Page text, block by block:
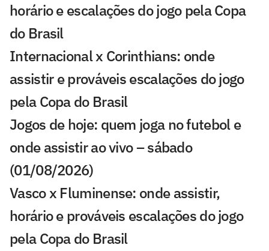
horário e escalações do jogo pela Copa
do Brasil
Internacional x Corinthians: onde
assistir e prováveis escalações do jogo
pela Copa do Brasil
Jogos de hoje: quem joga no futebol e
onde assistir ao vivo – sábado
(01/08/2026)
Vasco x Fluminense: onde assistir,
horário e prováveis escalações do jogo
pela Copa do Brasil